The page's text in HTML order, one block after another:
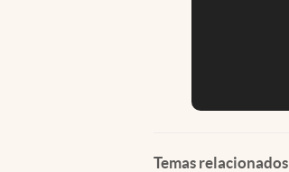
Temas relacionados